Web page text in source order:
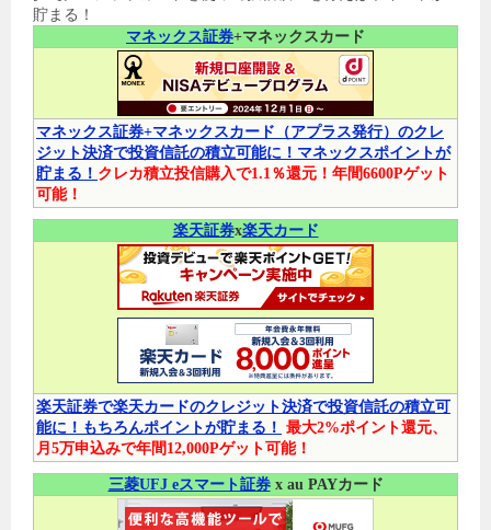
貯まる！
マネックス証券+マネックスカード
マネックス証券+マネックスカード（アプラス発行）のクレ
ジット決済で投資信託の積立可能に！マネックスポイントが
貯まる！ クレカ積立投信購入で1.1％還元！年間6600Pゲット
可能！
楽天証券x楽天カード
楽天証券で楽天カードのクレジット決済で投資信託の積立可
能に！もちろんポイントが貯まる！ 最大2%ポイント還元、
月5万申込みで年間12,000Pゲット可能！
三菱UFJ eスマート証券x au PAYカード